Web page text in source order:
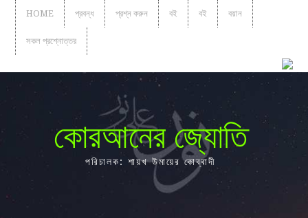
HOME প্রবন্ধ প্রশ্ন করুন বই বই বয়ান
সকল প্রশ্নোত্তর
কোরআনের জ্যোতি
পরিচালক: শায়খ উমায়ের কোব্বাদী